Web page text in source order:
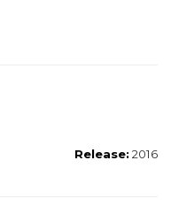
Release: 2016